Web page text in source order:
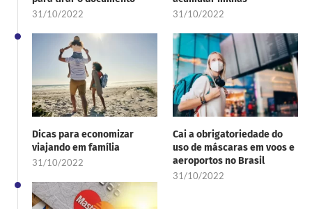
31/10/2022 31/10/2022
Dicas para economizar
viajando em família
31/10/2022
Cai a obrigatoriedade do
uso de máscaras em voos e
aeroportos no Brasil
31/10/2022